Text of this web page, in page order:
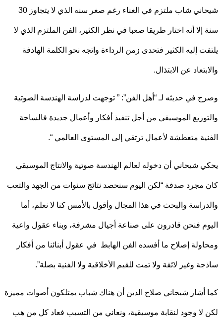
شيحاني شاب ملتزم في الغناء رغم صغر سنه الذي لا يتجاوز 30
أنه اختار طريقا صعبا في نظر الكثير، الفن الملتزم الذي لا
إليه الكثير فتحدى زمن الرداءة واتجه نحو الكلمة الهادفة
عن الابتذال.
في حديثه لـ “أهل الفن”: ” توجهت لدراسة الهندسة الصوتية
الموسيقي من أجل تنفيذ أفكار وأعمال جديدة فالساحة
متعطشة لأعمال ترتقي إلى المستوى العالمي “.
شيحاني أن دخوله لعالم الهندسة صوتية والانتاج الموسيقي
مجرد صدفة “لكن اليوم سنحصد نتائج سنوات من الجهد والتعب
والبحث في هذا المجال وأقول بالأمس كنا لا نعلم، أما
فنحن قادرون على صناعة أجيال مشرفة، وبناء عقول واعية
إصلاح ما أفسده الفن الهابط في عقول أبنائنا من أفكار
وغير لائقة ولا تمت للقيم الأخلاقية ولا الفنية بصلة”.
أشار شيحاني صلاح الدين أن هناك شباب يمتلكون أصوات مميزة
لا وجود لنقابة موسيقية، ونعاني من التسيب فعاد كل من هب